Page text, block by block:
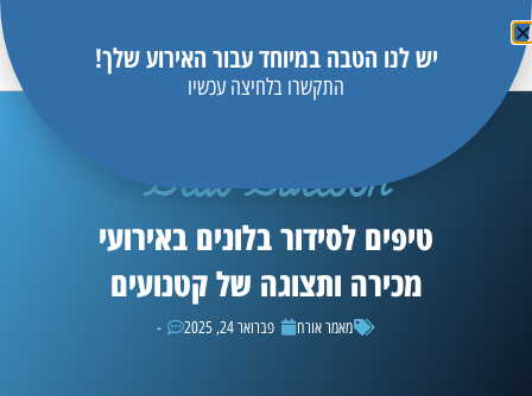
Blue Balloon
טיפים לסידור בלונים באירועי
מכירה ותצוגה של קטנועים
מאמר אורח פברואר 24, 2025 -
יש לנו הטבה במיוחד עבור האירוע שלך!
התקשרו בלחיצה עכשיו